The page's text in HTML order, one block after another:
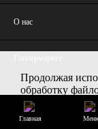
О нас
©
Продолжая
обработку
Главная